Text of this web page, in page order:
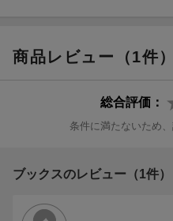
商品レビュー（1件）
総合評価：
条件に満たないため
ブックスのレビュー（1件）